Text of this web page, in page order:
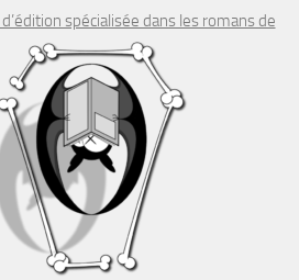
spécialisée dans les romans de